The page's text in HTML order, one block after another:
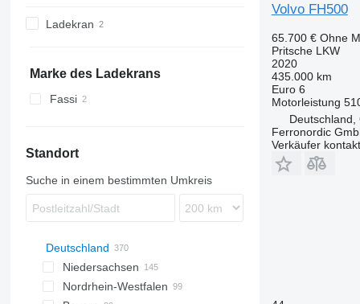
Ladekran
Marke des Ladekrans
Fassi
Standort
Suche in einem bestimmten Umkreis
Deutschland
Niedersachsen
Göttingen
Nordrhein-Westfalen
Volvo FH500
65.700 € Ohne
Pritsche LKW
2020
435.000 km
Euro 6
Motorleistung
Deutschland,
Ferronordic
Verkäufer